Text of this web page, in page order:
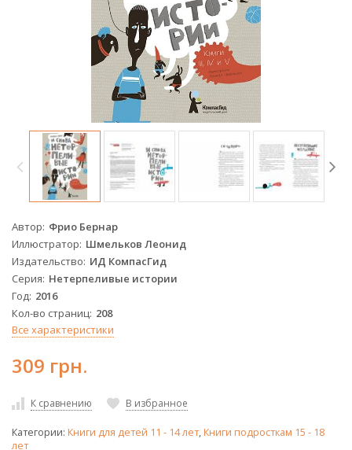
Автор Фрио Бернар
Иллюстратор Шмельков Леонид
Издательство ИД КомпасГид
Серия Нетерпеливые истории
Год 2016
Кол-во страниц 208
Все характеристики
309 грн.
К сравнению В избранное
Категории: Книги для детей 11 - 14 лет,Книги подросткам 15 - 18
лет